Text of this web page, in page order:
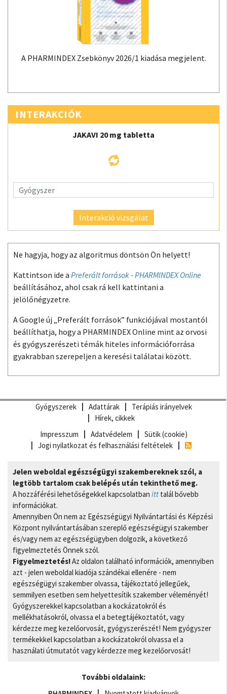
A PHARMINDEX Zsebkönyv 2026/1 kiadása megjelent.
INTERAKCIÓK
JAKAVI 20 mg tabletta
Interakció vizsgálat
Ne hagyja, hogy az algoritmus döntsön Ön helyett!
Kattintson ide a Preferált források - PHARMINDEX Online
beállításához, ahol csak rá kell kattintani a
jelölőnégyzetre.
A Google új „Preferált források” funkciójával mostantól
beállíthatja, hogy a PHARMINDEX Online mint az orvosi
és gyógyszerészeti témák hiteles információforrása
gyakrabban szerepeljen a keresési találatai között.
Gyógyszerek Adattárak
Terápiás irányelvek
Hírek, cikkek
Impresszum
Adatvédelem
Sütik (cookie)
Jogi nyilatkozat és felhasználási feltételek
Jelen weboldal egészségügyi szakembereknek szól, a
legtöbb tartalom csak belépés után tekinthető meg.
A hozzáférési lehetőségekkel kapcsolatban itt talál bővebb
információkat.
Amennyiben Ön nem az Egészségügyi Nyilvántartási és Képzési
Központ nyilvántartásában szereplő egészségügyi szakember
és/vagy nem az egészségügyben dolgozik, a következő
figyelmeztetés Önnek szól.
Figyelmeztetés!Az oldalon található információk, amennyiben
azt - jelen weboldal kiadója szándékai ellenére - nem
egészségügyi szakember olvassa, tájékoztató jellegűek,
semmilyen esetben sem helyettesítik szakember véleményét!
Gyógyszerekkel kapcsolatban a kockázatokról és
mellékhatásokról, olvassa el a betegtájékoztatót, vagy
kérdezze meg kezelőorvosát, gyógyszerészét! Nem gyógyszer
termékekkel kapcsolatban a kockázatokról olvassa el a
használati útmutatót vagy kérdezze meg kezelőorvosát!
További oldalaink: